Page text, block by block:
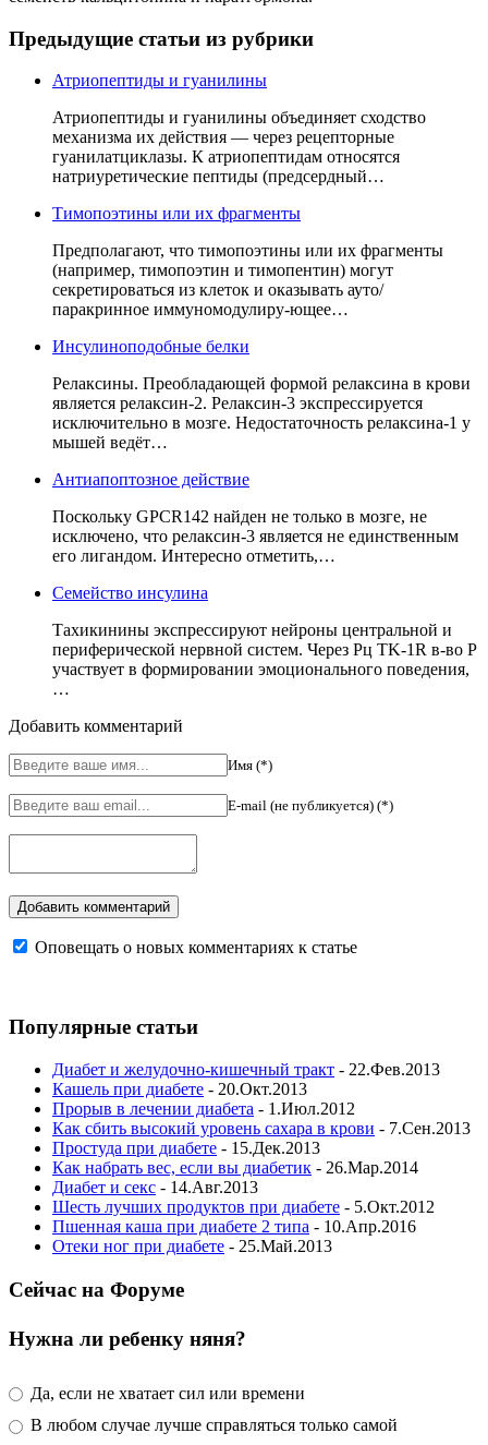
Предыдущие статьи из рубрики
Атриопептиды и гуанилины
Атриопептиды и гуанилины объединяет сходство
механизма их действия — через рецепторные
гуанилатциклазы. К атриопептидам относятся
натриуретические пептиды (предсердный…
Тимопоэтины или их фрагменты
Предполагают, что тимопоэтины или их фрагменты
(например, тимопоэтин и тимопентин) могут
секретироваться из клеток и оказывать ауто/
паракринное иммуномодулиру-ющее…
Инсулиноподобные белки
Релаксины. Преобладающей формой релаксина в крови
является релаксин-2. Релаксин-3 экспрессируется
исключительно в мозге. Недостаточность релаксина-1 у
мышей ведёт…
Антиапоптозное действие
Поскольку GPCR142 найден не только в мозге, не
исключено, что релаксин-3 является не единственным
его лигандом. Интересно отметить,…
Семейство инсулина
Тахикинины экспрессируют нейроны центральной и
периферической нервной систем. Через Рц TK-1R в-во Р
участвует в формировании эмоционального поведения,
…
Добавить комментарий
Имя (*)
E-mail (не публикуется) (*)
Оповещать о новых комментариях к статье
Популярные статьи
Диабет и желудочно-кишечный тракт - 22.Фев.2013
Кашель при диабете - 20.Окт.2013
Прорыв в лечении диабета - 1.Июл.2012
Как сбить высокий уровень сахара в крови - 7.Сен.2013
Простуда при диабете - 15.Дек.2013
Как набрать вес, если вы диабетик - 26.Мар.2014
Диабет и секс - 14.Авг.2013
Шесть лучших продуктов при диабете - 5.Окт.2012
Пшенная каша при диабете 2 типа - 10.Апр.2016
Отеки ног при диабете - 25.Май.2013
Сейчас на Форуме
Нужна ли ребенку няня?
Да, если не хватает сил или времени
В любом случае лучше справляться только самой